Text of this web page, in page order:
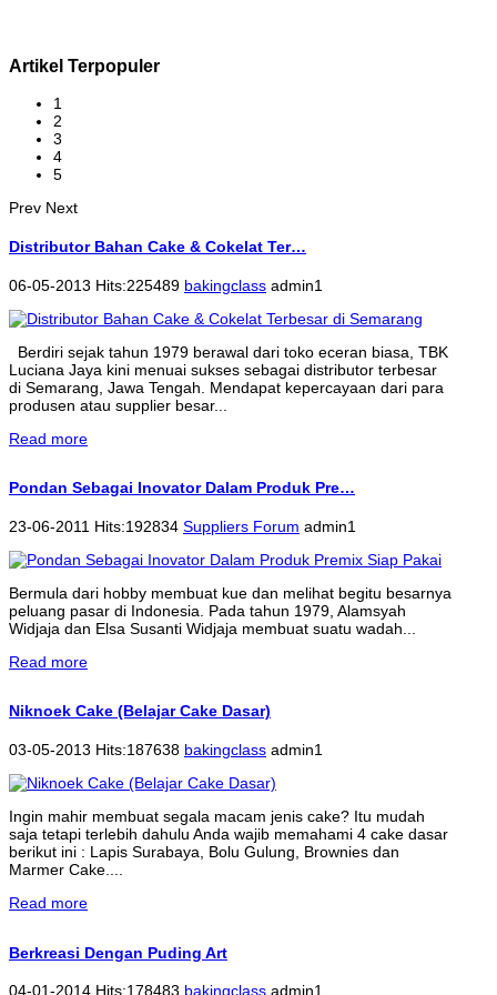
Artikel Terpopuler
1
2
3
4
5
Prev Next
Distributor Bahan Cake & Cokelat Ter…
06-05-2013 Hits:225489 bakingclass admin1
Berdiri sejak tahun 1979 berawal dari toko eceran biasa, TBK
Luciana Jaya kini menuai sukses sebagai distributor terbesar
di Semarang, Jawa Tengah. Mendapat kepercayaan dari para
produsen atau supplier besar...
Read more
Pondan Sebagai Inovator Dalam Produk Pre…
23-06-2011 Hits:192834 Suppliers Forum admin1
Bermula dari hobby membuat kue dan melihat begitu besarnya
peluang pasar di Indonesia. Pada tahun 1979, Alamsyah
Widjaja dan Elsa Susanti Widjaja membuat suatu wadah...
Read more
Niknoek Cake (Belajar Cake Dasar)
03-05-2013 Hits:187638 bakingclass admin1
Ingin mahir membuat segala macam jenis cake? Itu mudah
saja tetapi terlebih dahulu Anda wajib memahami 4 cake dasar
berikut ini : Lapis Surabaya, Bolu Gulung, Brownies dan
Marmer Cake....
Read more
Berkreasi Dengan Puding Art
04-01-2014 Hits:178483 bakingclass admin1